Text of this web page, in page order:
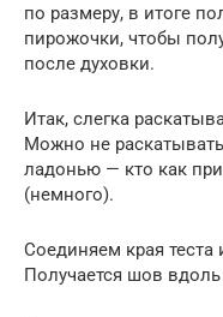
по размеру, в итоге
пирожочки, чтобы
после духовки.
Итак, слегка
Можно не
ладонью — кто как
(немного).
Соединяем края теста
Получается шов